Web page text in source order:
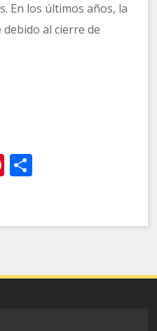
En los últimos años, la
al cierre de
Pinterest